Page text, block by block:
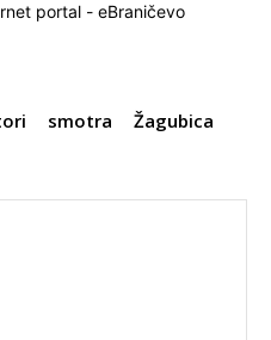
portal - eBraničevo
smotra Žagubica